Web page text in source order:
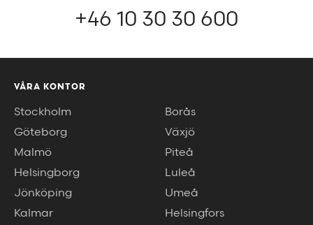
+46 10 30 30 600
VÅRA KONTOR
Stockholm
Göteborg
Malmö
Helsingborg
Jönköping
Kalmar
Borås
Växjö
Piteå
Luleå
Umeå
Helsingfors